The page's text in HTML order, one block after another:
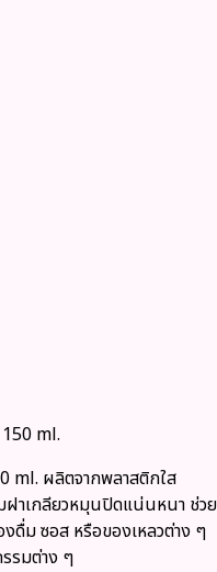
ml.
ml. ผลิตจากพลาสติกใส
าเกลียวหมุนปิดแน่นหนา ช่วย
งดื่ม ซอส หรือของเหลวต่าง ๆ
รมต่าง ๆ